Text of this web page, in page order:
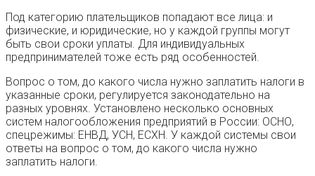
Под категорию плательщиков попадают все лица: и
физические, и юридические, но у каждой группы могут
быть свои сроки уплаты. Для индивидуальных
предпринимателей тоже есть ряд особенностей.
Вопрос о том, до какого числа нужно заплатить налоги в
указанные сроки, регулируется законодательно на
разных уровнях. Установлено несколько основных
систем налогообложения предприятий в России: ОСНО,
спецрежимы: ЕНВД, УСН, ЕСХН. У каждой системы свои
ответы на вопрос о том, до какого числа нужно
заплатить налоги.